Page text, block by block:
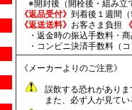
※開封後（開栓後・組み立
《返品受付》 到着後１週間
《返送送料》 お客さま負担
・返金時の振込手数料・
・コンビニ決済手数料（コ
《メーカーよりのご注意》
誤飲する恐れがあり
また、必ず人が見てい